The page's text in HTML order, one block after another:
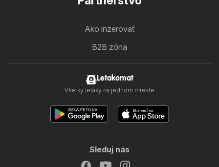
Ako inzerovať
B2B zóna
Letakomat
Všetky letáky na jednom mieste
Sleduj nás